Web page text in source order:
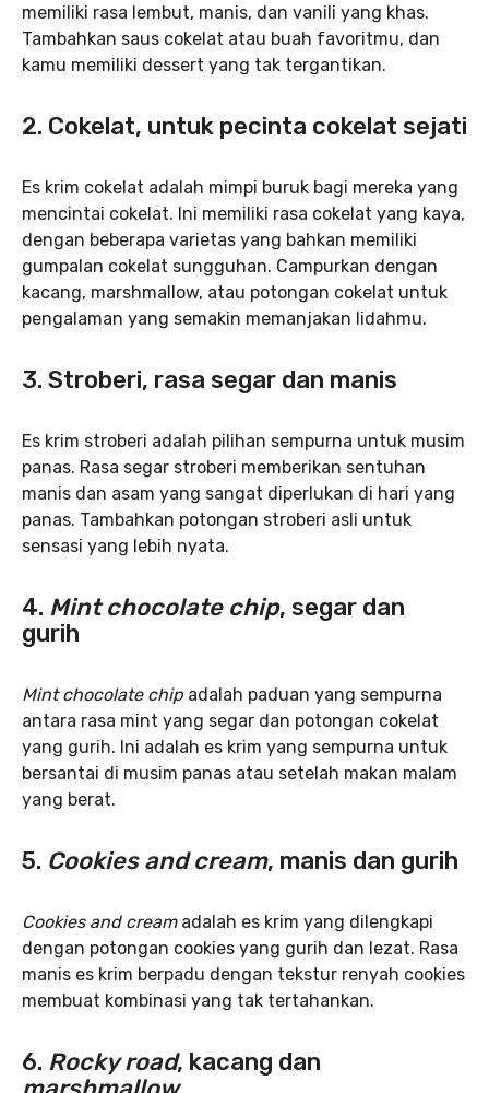
memiliki rasa lembut, manis, dan vanili yang khas.
Tambahkan saus cokelat atau buah favoritmu, dan
kamu memiliki dessert yang tak tergantikan.
2. Cokelat, untuk pecinta cokelat sejati
Es krim cokelat adalah mimpi buruk bagi mereka yang
mencintai cokelat. Ini memiliki rasa cokelat yang kaya,
dengan beberapa varietas yang bahkan memiliki
gumpalan cokelat sungguhan. Campurkan dengan
kacang, marshmallow, atau potongan cokelat untuk
pengalaman yang semakin memanjakan lidahmu.
3. Stroberi, rasa segar dan manis
Es krim stroberi adalah pilihan sempurna untuk musim
panas. Rasa segar stroberi memberikan sentuhan
manis dan asam yang sangat diperlukan di hari yang
panas. Tambahkan potongan stroberi asli untuk
sensasi yang lebih nyata.
4. Mint chocolate chip, segar dan
gurih
Mint chocolate chip adalah paduan yang sempurna
antara rasa mint yang segar dan potongan cokelat
yang gurih. Ini adalah es krim yang sempurna untuk
bersantai di musim panas atau setelah makan malam
yang berat.
5. Cookies and cream, manis dan gurih
Cookies and cream adalah es krim yang dilengkapi
dengan potongan cookies yang gurih dan lezat. Rasa
manis es krim berpadu dengan tekstur renyah cookies
membuat kombinasi yang tak tertahankan.
6. Rocky road, kacang dan